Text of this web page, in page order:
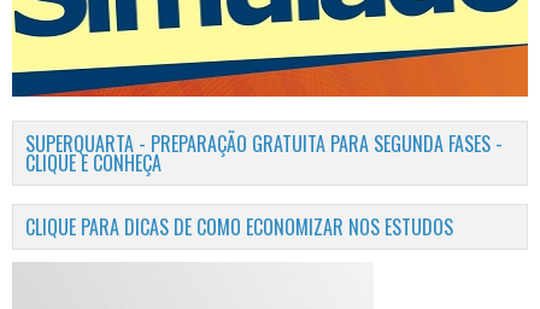
SUPERQUARTA - PREPARAÇÃO GRATUITA PARA SEGUNDA FASES -
CLIQUE E CONHEÇA
CLIQUE PARA DICAS DE COMO ECONOMIZAR NOS ESTUDOS